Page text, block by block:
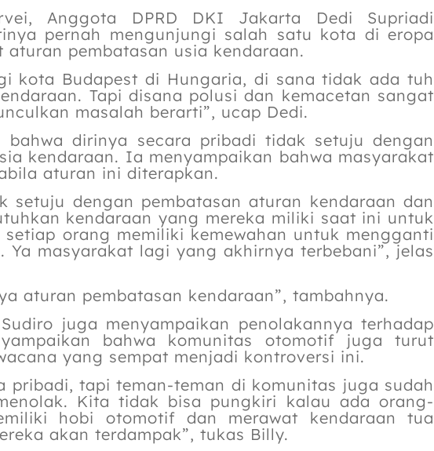
Anggota DPRD DKI Jakarta Dedi Supriadi
pernah mengunjungi salah satu kota di eropa
pembatasan usia kendaraan.
kota Budapest di Hungaria, di sana tidak ada tuh
Tapi disana polusi dan kemacetan sangat
masalah berarti”, ucap Dedi.
bahwa dirinya secara pribadi tidak setuju dengan
kendaraan. Ia menyampaikan bahwa masyarakat
aturan ini diterapkan.
setuju dengan pembatasan aturan kendaraan dan
kendaraan yang mereka miliki saat ini untuk
orang memiliki kemewahan untuk mengganti
Ya masyarakat lagi yang akhirnya terbebani”, jelas
aturan pembatasan kendaraan”, tambahnya.
juga menyampaikan penolakannya terhadap
bahwa komunitas otomotif juga turut
yang sempat menjadi kontroversi ini.
pribadi, tapi teman-teman di komunitas juga sudah
Kita tidak bisa pungkiri kalau ada orang-
hobi otomotif dan merawat kendaraan tua
akan terdampak”, tukas Billy.